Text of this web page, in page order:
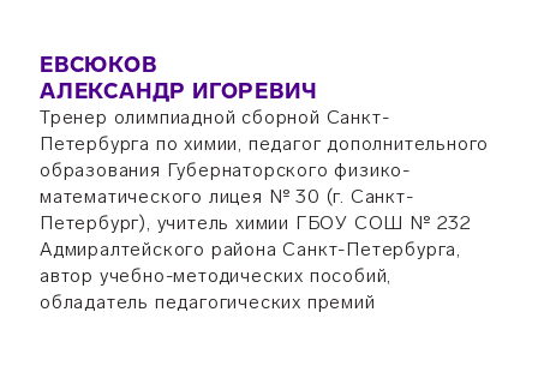
ЕВСЮКОВ
АЛЕКСАНДР ИГОРЕВИЧ
Тренер олимпиадной сборной Санкт-
Петербурга по химии, педагог дополнительного
образования Губернаторского физико-
математического лицея № 30 (г. Санкт-
Петербург), учитель химии ГБОУ СОШ № 232
Адмиралтейского района Санкт-Петербурга,
автор учебно-методических пособий,
обладатель педагогических премий